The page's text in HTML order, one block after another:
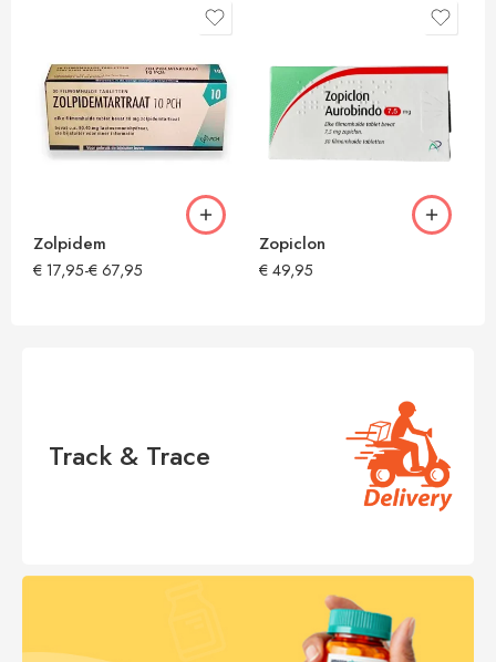
Zolpidem
€17,95-€67,95
Zopiclon
€49,95
Track & Trace